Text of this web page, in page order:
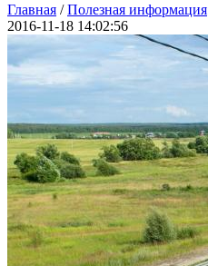
Главная /Полезная информация
2016-11-18 14:02:56